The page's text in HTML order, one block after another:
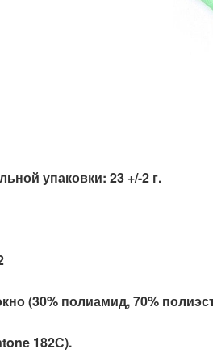
упаковки: 23 +/-2 г.
(30% полиамид, 70%
182С).